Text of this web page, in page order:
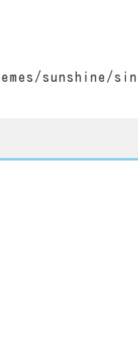
sunshine/